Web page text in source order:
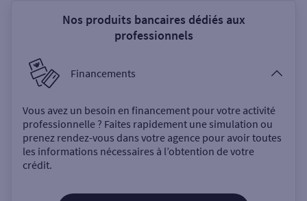
Nos produits bancaires dédiés aux
professionnels
Financements
Vous avez un besoin en financement pour votre activité
professionnelle ? Faites rapidement une simulation ou
prenez rendez-vous dans votre agence pour avoir toutes
les informations nécessaires à l’obtention de votre
crédit.